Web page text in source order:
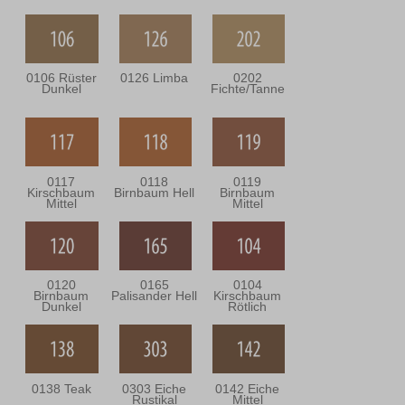
0106 Rüster
Dunkel
0126 Limba 0202
Fichte/Tanne
0117
Kirschbaum
Mittel
0118
Birnbaum Hell
0119
Birnbaum
Mittel
0120
Birnbaum
Dunkel
0165
Palisander Hell
0104
Kirschbaum
Rötlich
0138 Teak 0303 Eiche
Rustikal
0142 Eiche
Mittel